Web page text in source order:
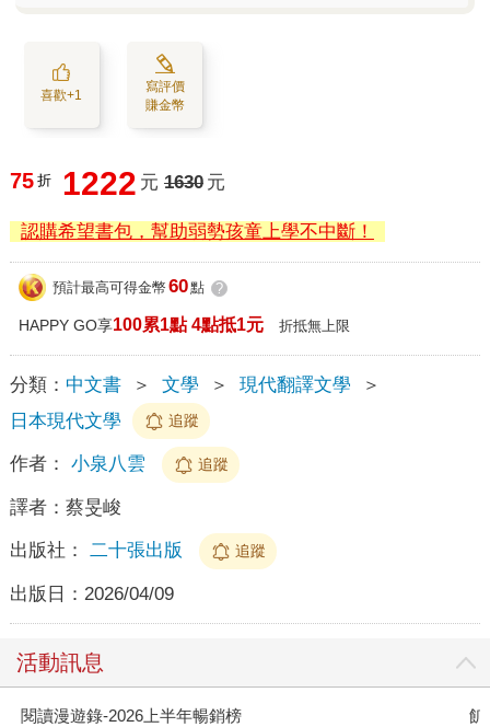
喜歡+1
寫評價
賺金幣
75 折 1222 元 1630 元
認購希望書包，幫助弱勢孩童上學不中斷！
預計最高可得金幣 60點 ?
HAPPY GO享100累1點 4點抵1元 折抵無上限
分類： 中文書 ＞ 文學 ＞ 現代翻譯文學
＞
日本現代文學
追蹤
作者： 小泉八雲 追蹤
譯者： 蔡旻峻
出版社： 二十張出版 追蹤
出版日： 2026/04/09
活動訊息
閱讀漫遊錄-2026上半年暢銷榜 飢